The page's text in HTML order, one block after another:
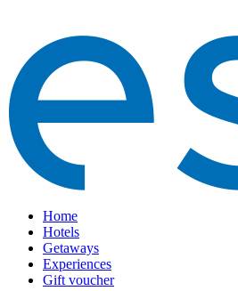
Home
Hotels
Getaways
Experiences
Gift voucher